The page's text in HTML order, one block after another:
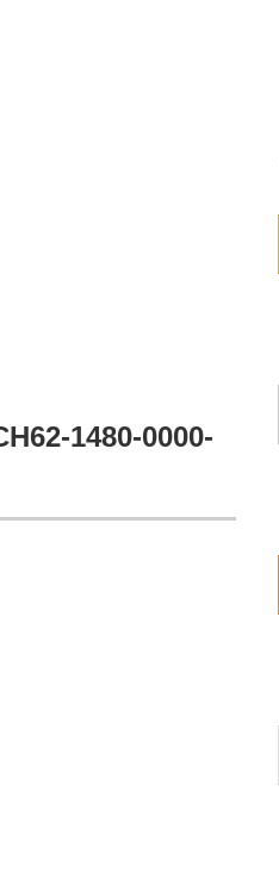
1480-0000-